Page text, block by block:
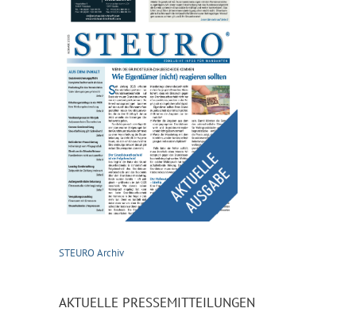
STEURO Archiv
AKTUELLE PRESSEMITTEILUNGEN